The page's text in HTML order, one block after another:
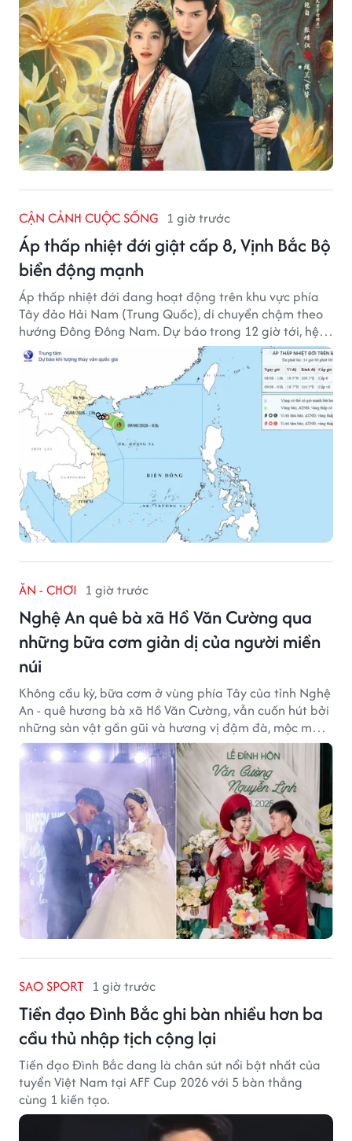
CẬN CẢNH CUỘC SỐNG 1 giờ trước
Áp thấp nhiệt đới giật cấp 8, Vịnh Bắc Bộ
biển động mạnh
Áp thấp nhiệt đới đang hoạt động trên khu vực phía
Tây đảo Hải Nam (Trung Quốc), di chuyển chậm theo
hướng Đông Đông Nam. Dự báo trong 12 giờ tới, hệ
thống này suy yếu dần thành vùng áp thấp.
ĂN - CHƠI 1 giờ trước
Nghệ An quê bà xã Hồ Văn Cường qua
những bữa cơm giản dị của người miền
núi
Không cầu kỳ, bữa cơm ở vùng phía Tây của tỉnh Nghệ
An - quê hương bà xã Hồ Văn Cường, vẫn cuốn hút bởi
những sản vật gần gũi và hương vị đậm đà, mộc mạc
của núi rừng.
SAO SPORT 1 giờ trước
Tiền đạo Đình Bắc ghi bàn nhiều hơn ba
cầu thủ nhập tịch cộng lại
Tiền đạo Đình Bắc đang là chân sút nổi bật nhất của
tuyển Việt Nam tại AFF Cup 2026 với 5 bàn thắng
cùng 1 kiến tạo.